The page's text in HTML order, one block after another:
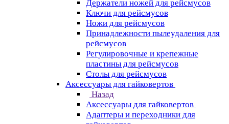
Держатели ножей для рейсмусов
Ключи для рейсмусов
Ножи для рейсмусов
Принадлежности пылеудаления для
рейсмусов
Регулировочные и крепежные
пластины для рейсмусов
Столы для рейсмусов
Аксессуары для гайковертов
Назад
Аксессуары для гайковертов
Адаптеры и переходники для